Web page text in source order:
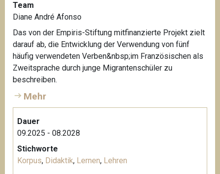
Team
Diane André Afonso
Das von der Empiris-Stiftung mitfinanzierte Projekt zielt
darauf ab, die Entwicklung der Verwendung von fünf
häufig verwendeten Verben&nbsp;im Französischen als
Zweitsprache durch junge Migrantenschüler zu
beschreiben.
Mehr
Dauer
09.2025 - 08.2028
Stichworte
Korpus, Didaktik, Lernen, Lehren